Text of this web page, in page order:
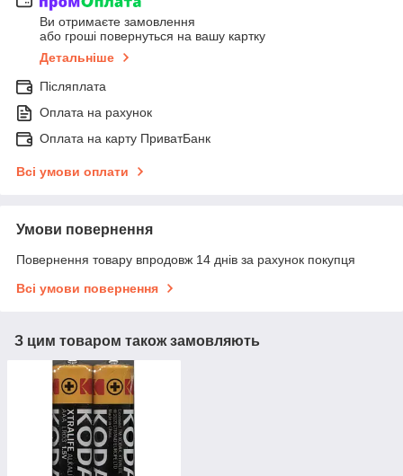
Ви отримаєте замовлення
або гроші повернуться на вашу картку
Детальніше
Післяплата
Оплата на рахунок
Оплата на карту ПриватБанк
Всі умови оплати
Умови повернення
Повернення товару впродовж 14 днів за рахунок покупця
Всі умови повернення
З цим товаром також замовляють